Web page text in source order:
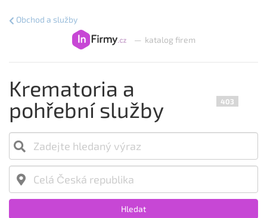
— katalog firem
Obchod a služby
Krematoria a
pohřební služby
403
Hledat